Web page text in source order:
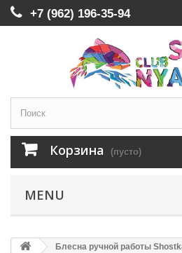
+7 (962) 196-35-94
Корзина (пусто)
MENU
Блесна ручной работы